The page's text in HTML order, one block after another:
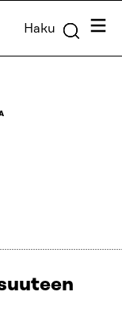
Haku